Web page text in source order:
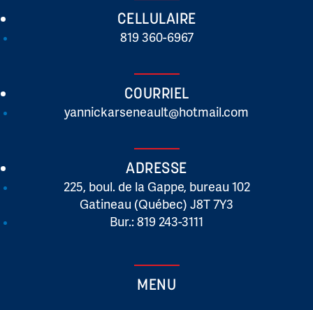
CELLULAIRE
819 360-6967
COURRIEL
yannickarseneault@hotmail.com
ADRESSE
225, boul. de la Gappe, bureau 102
Gatineau (Québec) J8T 7Y3
Bur.: 819 243-3111
MENU